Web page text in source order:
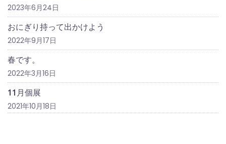
2023年6月24日
おにぎり持って出かけよう
2022年9月17日
春です。
2022年3月16日
11月個展
2021年10月18日